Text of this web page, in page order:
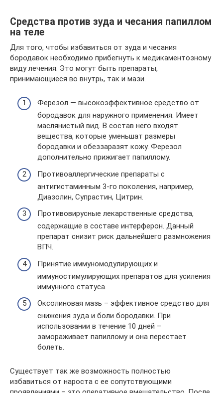
Средства против зуда и чесания папиллом
на теле
Для того, чтобы избавиться от зуда и чесания
бородавок необходимо прибегнуть к медикаментозному
виду лечения. Это могут быть препараты,
принимающиеся во внутрь, так и мази.
Ферезол — высокоэффективное средство от
бородавок для наружного применения. Имеет
маслянистый вид. В состав него входят
вещества, которые уменьшат размеры
бородавки и обеззаразят кожу. Ферезол
дополнительно прижигает папиллому.
Противоаллергические препараты с
антигистаминным 3-го поколения, например,
Диазолин, Супрастин, Цитрин.
Противовирусные лекарственные средства,
содержащие в составе интерферон. Данный
препарат снизит риск дальнейшего размножения
ВПЧ.
Принятие иммуномодулирующих и
иммуностимулирующих препаратов для усиления
иммунного статуса.
Оксолиновая мазь – эффективное средство для
снижения зуда и боли бородавки. При
использовании в течение 10 дней –
замораживает папиллому и она перестает
болеть.
Существует так же возможность полностью
избавиться от нароста с ее сопутствующими